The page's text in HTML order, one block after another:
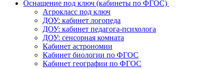
Оснащение под ключ (кабинеты по ФГОС)
Агрокласс под ключ
ДОУ: кабинет логопеда
ДОУ: кабинет педагога-психолога
ДОУ: сенсорная комната
Кабинет астрономии
Кабинет биологии по ФГОС
Кабинет географии по ФГОС